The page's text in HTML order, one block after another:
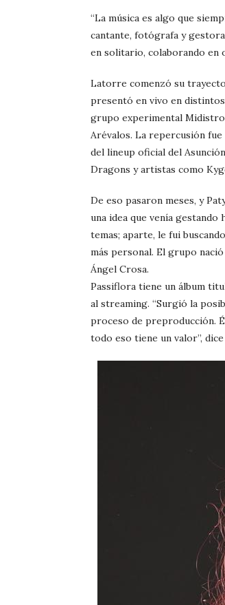
“La música es algo que
cantante, fotógrafa y
en solitario, colaborando en
Latorre comenzó su
presentó en vivo en
grupo experimental
Arévalos. La repercusión
del lineup oficial del
Dragons y artistas como
De eso pasaron meses, y
una idea que venía
temas; aparte, le fui
más personal. El grupo
Ángel Crosa.
Passiflora tiene un álbum
al streaming. “Surgió la
proceso de preproducción.
todo eso tiene un valor”, dice